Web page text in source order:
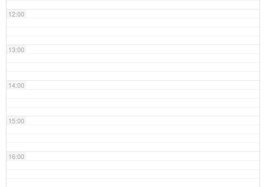
12:00
13:00
14:00
15:00
16:00